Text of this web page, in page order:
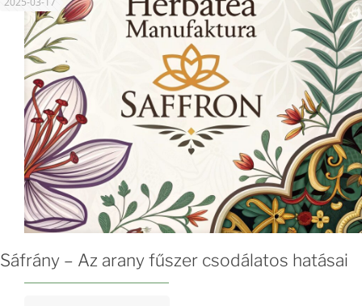
Sáfrány – Az arany fűszer csodálatos hatásai